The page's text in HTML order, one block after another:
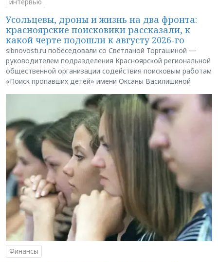
Усольцевы, дроны и жизнь на два фронта:
красноярские поисковики рассказали, к
какой черте подошли к августу 2026-го
sibnovosti.ru побеседовали со Светланой Торгашиной —
руководителем подразделения Красноярской региональной
общественной организации содействия поисковым работам
«Поиск пропавших детей» имени Оксаны Василишиной
Финансы